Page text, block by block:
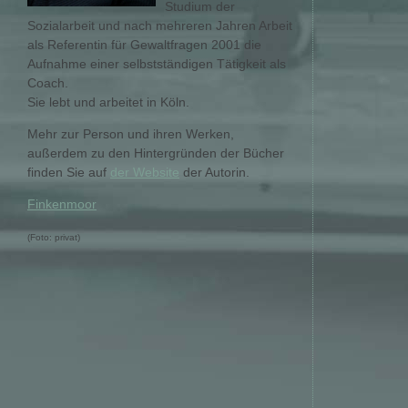
Studium der
Sozialarbeit und nach mehreren Jahren Arbeit
als Referentin für Gewaltfragen 2001 die
Aufnahme einer selbstständigen Tätigkeit als
Coach.
Sie lebt und arbeitet in Köln.
Mehr zur Person und ihren Werken,
außerdem zu den Hintergründen der Bücher
finden Sie auf der Website der Autorin.
Finkenmoor
(Foto: privat)